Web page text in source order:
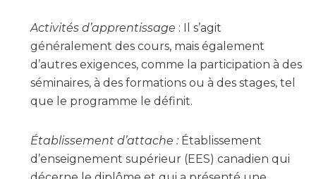
Activités d’apprentissage : Il s’agit
généralement des cours, mais également
d’autres exigences, comme la participation à des
séminaires, à des formations ou à des stages, tel
que le programme le définit.
Établissement d’attache : Établissement
d’enseignement supérieur (EES) canadien qui